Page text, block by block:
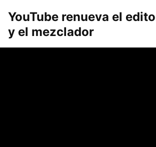
YouTube renueva el
y el mezclador